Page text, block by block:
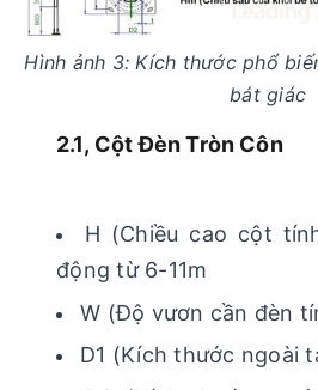
Hình ảnh 3: Kích thước phổ
bát giác
2.1, Cột Đèn Tròn Côn
H (Chiều cao cột
động từ 6-11m
W (Độ vươn cần đèn
D1 (Kích thước ngoài